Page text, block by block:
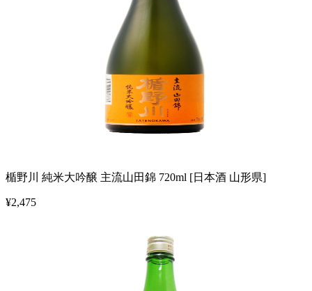
楯野川 純米大吟醸 主流山田錦 720ml [日本酒 山形県]
¥2,475